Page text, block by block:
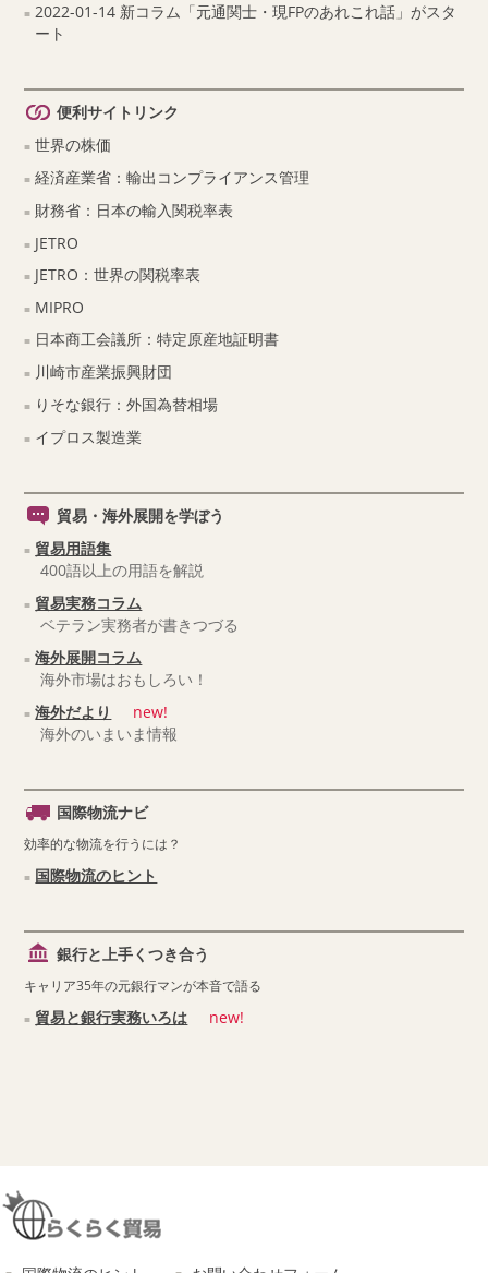
2022-01-14 新コラム「元通関士・現FPのあれこれ話」がスタ
ート
便利サイトリンク
世界の株価
経済産業省：輸出コンプライアンス管理
財務省：日本の輸入関税率表
JETRO
JETRO：世界の関税率表
MIPRO
日本商工会議所：特定原産地証明書
川崎市産業振興財団
りそな銀行：外国為替相場
イプロス製造業
貿易・海外展開を学ぼう
貿易用語集
400語以上の用語を解説
貿易実務コラム
ベテラン実務者が書きつづる
海外展開コラム
海外市場はおもしろい！
海外だより
new!
海外のいまいま情報
国際物流ナビ
効率的な物流を行うには？
国際物流のヒント
銀行と上手くつき合う
キャリア35年の元銀行マンが本音で語る
貿易と銀行実務いろは new!